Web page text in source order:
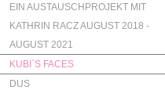
EIN AUSTAUSCHPROJEKT MIT
KATHRIN RACZ AUGUST 2018 -
AUGUST 2021
KUBI`S FACES
DUS